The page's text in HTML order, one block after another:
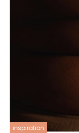
inspiration